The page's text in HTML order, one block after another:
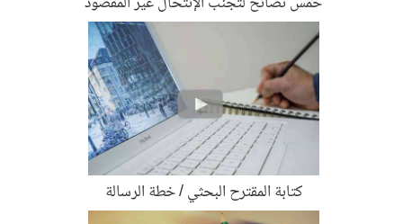
كتابة المقترح البحثي / خطة الرسالة